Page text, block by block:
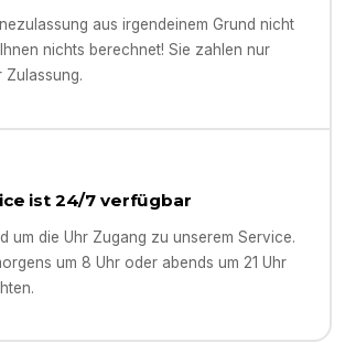
aus irgendeinem Grund nicht
nichts berechnet! Sie zahlen nur
ist 24/7 verfügbar
um die Uhr Zugang zu unserem Service.
um 8 Uhr oder abends um 21 Uhr